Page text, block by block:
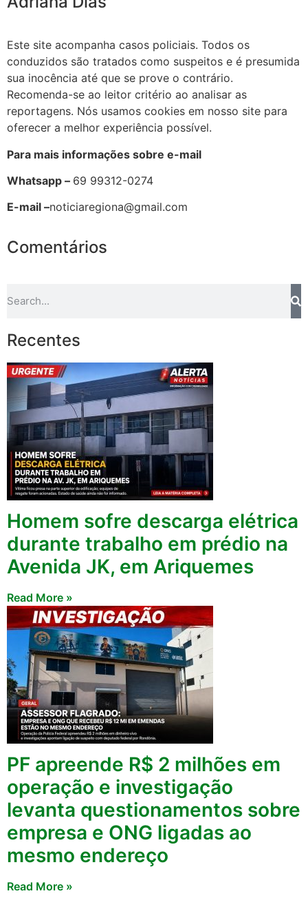
Este site acompanha casos policiais. Todos os
conduzidos são tratados como suspeitos e é presumida
sua inocência até que se prove o contrário.
Recomenda-se ao leitor critério ao analisar as
reportagens. Nós usamos cookies em nosso site para
oferecer a melhor experiência possível.
Para mais informações sobre e-mail
Whatsapp – 69 99312-0274
E-mail –noticiaregiona@gmail.com
Comentários
Recentes
Homem sofre descarga elétrica
durante trabalho em prédio na
Avenida JK, em Ariquemes
Read More »
PF apreende R$ 2 milhões em
operação e investigação
levanta questionamentos sobre
empresa e ONG ligadas ao
mesmo endereço
Read More »